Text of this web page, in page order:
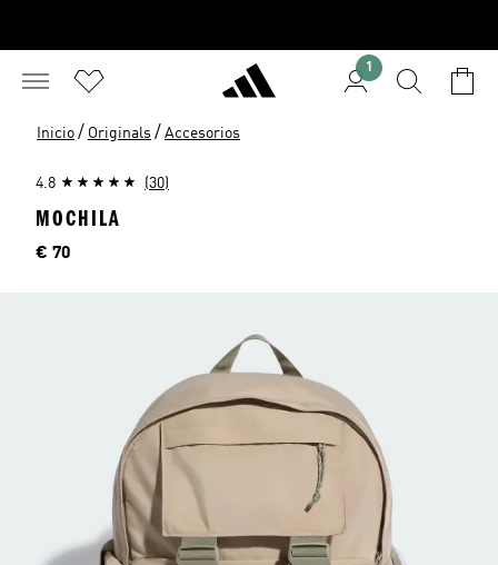
1
Inicio / Originals / Accesorios
4.8 (30)
MOCHILA
Precio
€ 70